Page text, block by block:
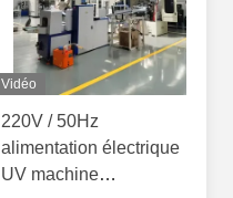
Vidéo
220V / 50Hz
alimentation électrique
UV machine